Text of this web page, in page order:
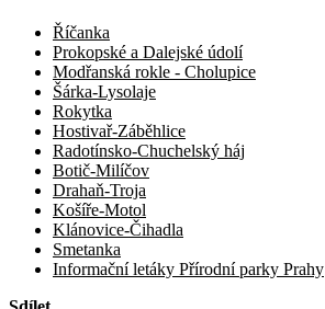
Říčanka
Prokopské a Dalejské údolí
Modřanská rokle - Cholupice
Šárka-Lysolaje
Rokytka
Hostivař-Záběhlice
Radotínsko-Chuchelský háj
Botič-Milíčov
Drahaň-Troja
Košíře-Motol
Klánovice-Čihadla
Smetanka
Informační letáky Přírodní parky Prahy